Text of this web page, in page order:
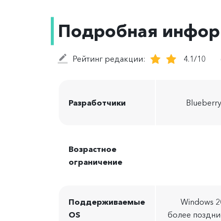
Подробная
Рейтинг редакции: 4.1/10
Разработчики
Возрастное
ограничение
Поддерживаемые
OS
Windows
более